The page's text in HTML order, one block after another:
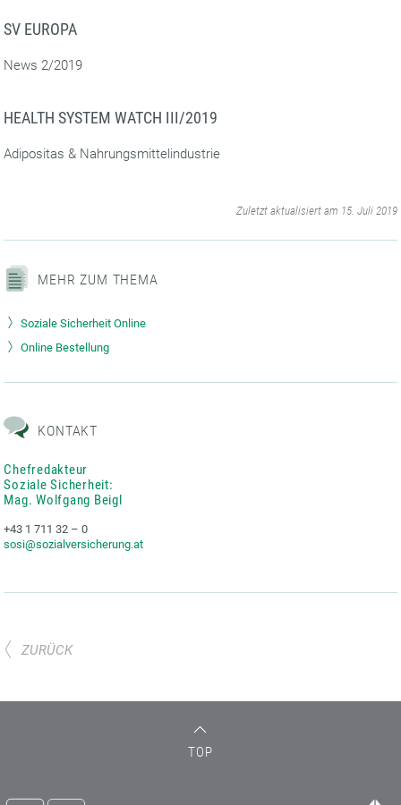
SV EUROPA
News 2/2019
HEALTH SYSTEM WATCH III/2019
Adipositas & Nahrungsmittelindustrie
Zuletzt aktualisiert am 15. Juli 2019
MEHR ZUM THEMA
Soziale Sicherheit Online
Online Bestellung
KONTAKT
Chefredakteur
Soziale Sicherheit:
Mag. Wolfgang Beigl
+43 1 711 32 – 0
sosi@sozialversicherung.at
ZURÜCK
TOP